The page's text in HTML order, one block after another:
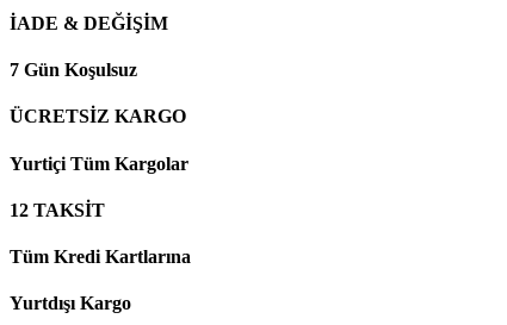
İADE & DEĞİŞİM
7 Gün Koşulsuz
ÜCRETSİZ KARGO
Yurtiçi Tüm Kargolar
12 TAKSİT
Tüm Kredi Kartlarına
Yurtdışı Kargo